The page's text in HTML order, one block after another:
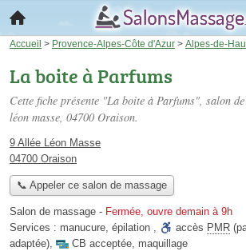
Accueil > Provence-Alpes-Côte d'Azur > Alpes-de-
La boite à Parfums
Cette fiche présente "La boite à Parfums", salon de
léon masse, 04700 Oraison.
9 Allée Léon Masse
04700 Oraison
📞 Appeler ce salon de massage
Salon de massage - Fermée, ouvre demain à 9h
Services : manucure, épilation , accès PMR
adaptée), CB acceptée, maquillage